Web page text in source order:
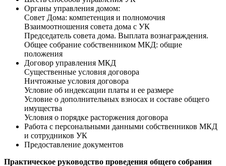
Органы управления домом:
Совет Дома: компетенция и полномочия
Взаимоотношения совета дома с УК
Председатель совета дома. Выплата вознаграждения.
Общее собрание собственником МКД: общие
положения
Договор управления МКД
Существенные условия договора
Ничтожные условия договора
Условие об индексации платы и ее размере
Условие о дополнительных взносах и составе общего
имущества
Условия о порядке расторжения договора
Работа с персональными данными собственников МКД
и сотрудников УК
Предоставление документов
Практическое руководство проведения общего собрания